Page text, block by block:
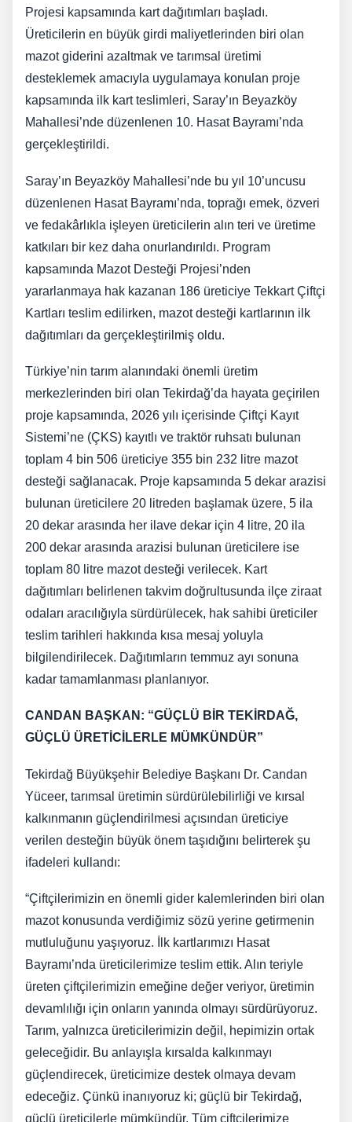
Projesi kapsamında kart dağıtımları başladı.
Üreticilerin en büyük girdi maliyetlerinden biri olan
mazot giderini azaltmak ve tarımsal üretimi
desteklemek amacıyla uygulamaya konulan proje
kapsamında ilk kart teslimleri, Saray’ın Beyazköy
Mahallesi’nde düzenlenen 10. Hasat Bayramı’nda
gerçekleştirildi.
Saray’ın Beyazköy Mahallesi’nde bu yıl 10’uncusu
düzenlenen Hasat Bayramı’nda, toprağı emek, özveri
ve fedakârlıkla işleyen üreticilerin alın teri ve üretime
katkıları bir kez daha onurlandırıldı. Program
kapsamında Mazot Desteği Projesi’nden
yararlanmaya hak kazanan 186 üreticiye Tekkart Çiftçi
Kartları teslim edilirken, mazot desteği kartlarının ilk
dağıtımları da gerçekleştirilmiş oldu.
Türkiye’nin tarım alanındaki önemli üretim
merkezlerinden biri olan Tekirdağ’da hayata geçirilen
proje kapsamında, 2026 yılı içerisinde Çiftçi Kayıt
Sistemi’ne (ÇKS) kayıtlı ve traktör ruhsatı bulunan
toplam 4 bin 506 üreticiye 355 bin 232 litre mazot
desteği sağlanacak. Proje kapsamında 5 dekar arazisi
bulunan üreticilere 20 litreden başlamak üzere, 5 ila
20 dekar arasında her ilave dekar için 4 litre, 20 ila
200 dekar arasında arazisi bulunan üreticilere ise
toplam 80 litre mazot desteği verilecek. Kart
dağıtımları belirlenen takvim doğrultusunda ilçe ziraat
odaları aracılığıyla sürdürülecek, hak sahibi üreticiler
teslim tarihleri hakkında kısa mesaj yoluyla
bilgilendirilecek. Dağıtımların temmuz ayı sonuna
kadar tamamlanması planlanıyor.
CANDAN BAŞKAN: “GÜÇLÜ BİR TEKİRDAĞ,
GÜÇLÜ ÜRETİCİLERLE MÜMKÜNDÜR”
Tekirdağ Büyükşehir Belediye Başkanı Dr. Candan
Yüceer, tarımsal üretimin sürdürülebilirliği ve kırsal
kalkınmanın güçlendirilmesi açısından üreticiye
verilen desteğin büyük önem taşıdığını belirterek şu
ifadeleri kullandı:
“Çiftçilerimizin en önemli gider kalemlerinden biri olan
mazot konusunda verdiğimiz sözü yerine getirmenin
mutluluğunu yaşıyoruz. İlk kartlarımızı Hasat
Bayramı’nda üreticilerimize teslim ettik. Alın teriyle
üreten çiftçilerimizin emeğine değer veriyor, üretimin
devamlılığı için onların yanında olmayı sürdürüyoruz.
Tarım, yalnızca üreticilerimizin değil, hepimizin ortak
geleceğidir. Bu anlayışla kırsalda kalkınmayı
güçlendirecek, üreticimize destek olmaya devam
edeceğiz. Çünkü inanıyoruz ki; güçlü bir Tekirdağ,
güçlü üreticilerle mümkündür. Tüm çiftçilerimize